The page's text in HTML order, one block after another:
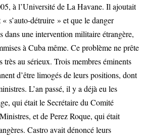
à l’Université de La Havane. Il ajoutait
s’auto-détruire » et que le danger
dans une intervention militaire étrangère,
à Cuba même. Ce problème ne prête
au sérieux. Trois membres éminents
d’être limogés de leurs positions, dont
L’an passé, il y a déjà eu les
qui était le Secrétaire du Comité
et de Perez Roque, qui était
Castro avait dénoncé leurs